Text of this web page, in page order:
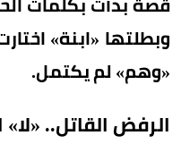
وبطلتها «ابنة»
«وهم» لم يكتمل.
الرفض القاتل..